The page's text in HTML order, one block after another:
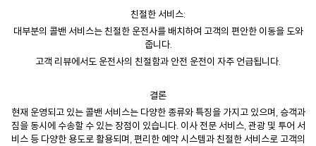
친절한 서비스:
대부분의 콜밴 서비스는 친절한 운전사를 배치하여 고객의 편안한 이동을 도와
줍니다.
고객 리뷰에서도 운전사의 친절함과 안전 운전이 자주 언급됩니다.
결론
현재 운영되고 있는 콜밴 서비스는 다양한 종류와 특징을 가지고 있으며, 승객과
짐을 동시에 수송할 수 있는 장점이 있습니다. 이사 전문 서비스, 관광 및 투어 서
비스 등 다양한 용도로 활용되며, 편리한 예약 시스템과 친절한 서비스로 고객의